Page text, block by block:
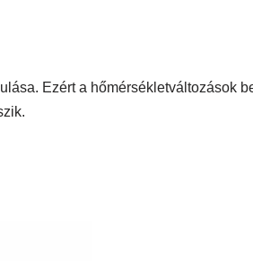
Ezért a hőmérsékletváltozások